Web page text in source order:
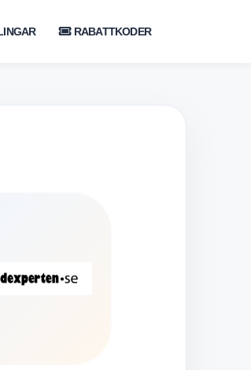
RABATTKODER